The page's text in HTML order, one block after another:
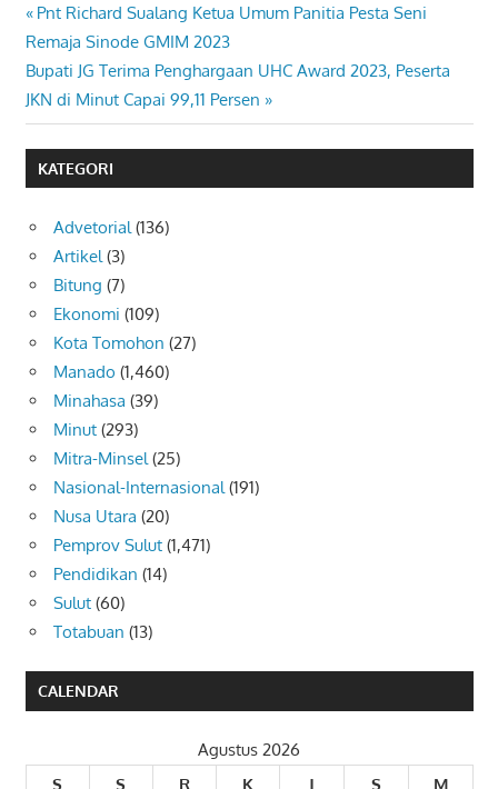
Navigasi
pos
Previous
Post:
Pnt Richard Sualang Ketua Umum Panitia Pesta Seni
Remaja Sinode GMIM 2023
Next
Post:
Bupati JG Terima Penghargaan UHC Award 2023, Peserta
JKN di Minut Capai 99,11 Persen
KATEGORI
Advetorial(136)
Artikel(3)
Bitung (7)
Ekonomi (109)
Kota Tomohon (27)
Manado (1,460)
Minahasa (39)
Minut (293)
Mitra-Minsel(25)
Nasional-Internasional(191)
Nusa Utara (20)
Pemprov Sulut (1,471)
Pendidikan (14)
Sulut (60)
Totabuan (13)
CALENDAR
Agustus 2026
S
S R K J S
M